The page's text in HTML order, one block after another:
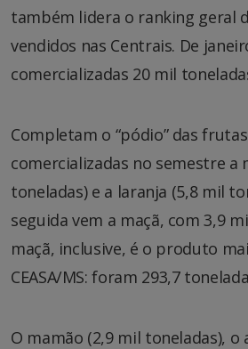
também lidera o ranking geral
vendidos nas Centrais. De
comercializadas 20 mil
Completam o “pódio” das
comercializadas no semestre a
toneladas) e a laranja (5,8 mil
seguida vem a maçã, com 3,9
maçã, inclusive, é o produto
CEASA/MS: foram 293,7
O mamão (2,9 mil toneladas), o